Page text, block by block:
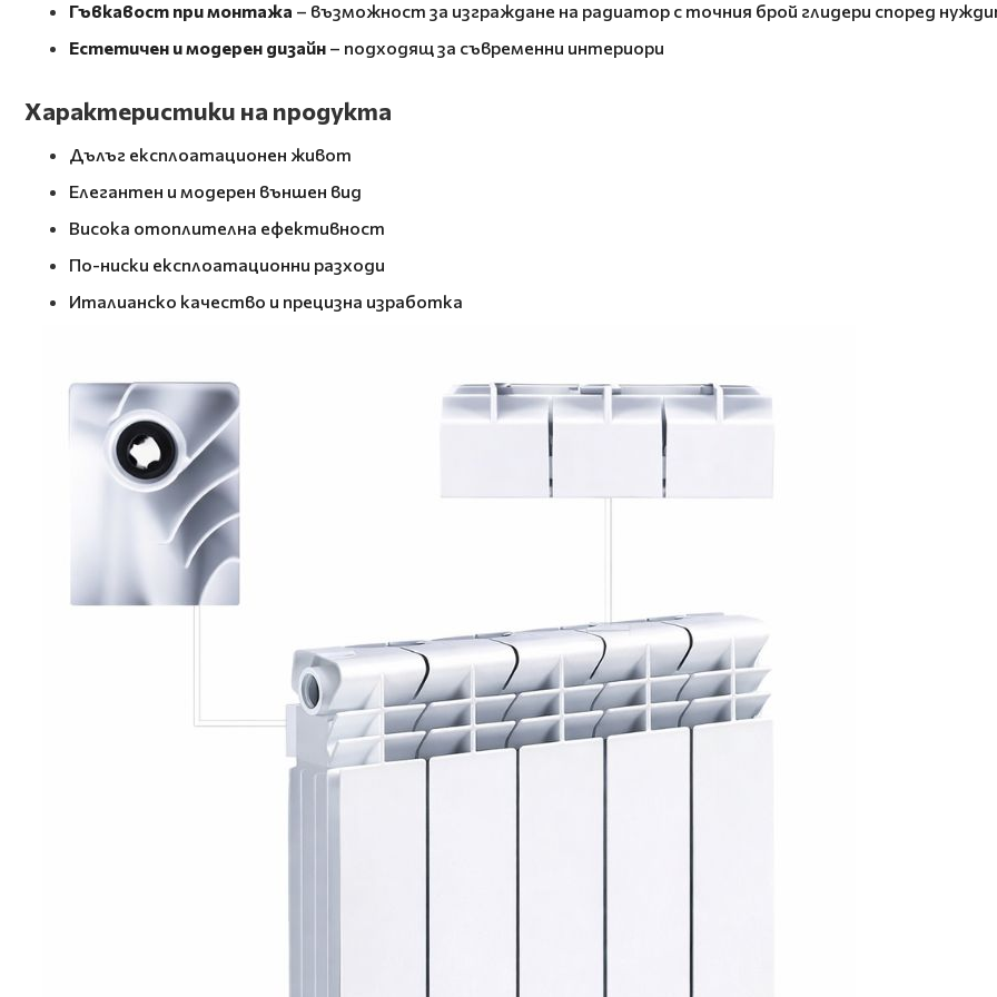
Гъвкавост при монтажа – възможност за изграждане на радиатор с точния брой глидери според
Естетичен и модерен дизайн – подходящ за съвременни интериори
Характеристики на продукта
Дълъг експлоатационен живот
Елегантен и модерен външен вид
Висока отоплителна ефективност
По-ниски експлоатационни разходи
Италианско качество и прецизна изработка